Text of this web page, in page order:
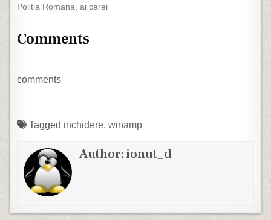
Politia Romana, ai carei
DÄƒÄƒÄƒ, sunt nepotii lu
winamp, deci prin
Comments
comments
Tagged inchidere,winamp
Author:ionut_d